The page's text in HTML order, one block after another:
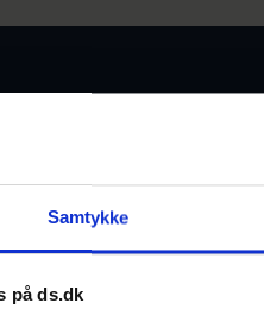
Samtykke
på ds.dk
ift.
– status på
for Cybersikkerhed